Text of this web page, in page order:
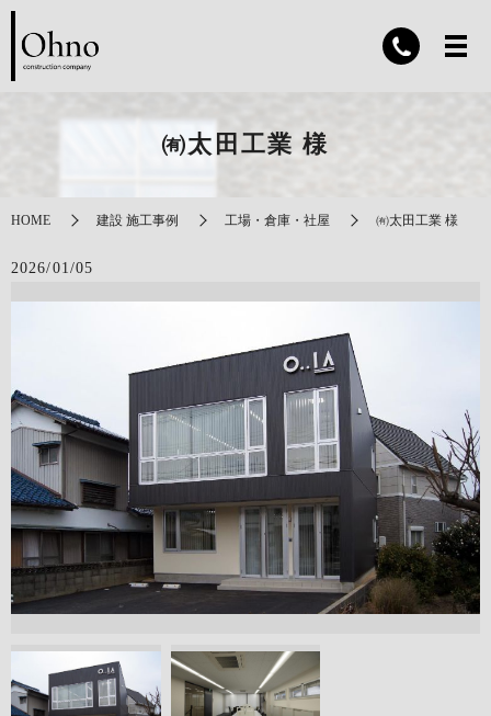
㈲太田工業 様
HOME 建設 施工事例 工場・倉庫・社屋 ㈲太田工業 様
2026/01/05